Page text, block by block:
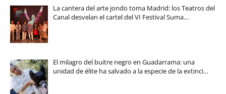
La cantera del arte jondo toma Madrid: los Teatros del
Canal desvelan el cartel del VI Festival Suma…
El milagro del buitre negro en Guadarrama: una
unidad de élite ha salvado a la especie de la extinci…